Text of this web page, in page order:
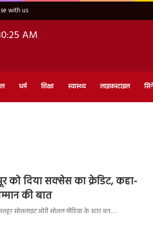
with us
AM
धर्म शिक्षा स्वास्थ्य लाइफ़स्टाइल
को दिया सक्सेस का क्रेडिट, कहा-
की बात
सोशलाइट ओरी सोशल मीडिया के स्टार बन…